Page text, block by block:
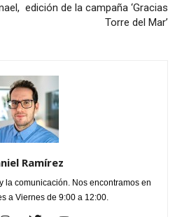
edición de la campaña ‘Gracias
Torre del Mar’
Ramírez
la comunicación. Nos encontramos en
a Viernes de 9:00 a 12:00.